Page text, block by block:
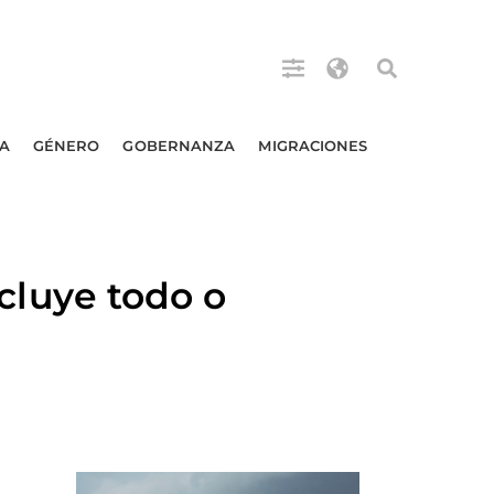
GÉNERO GOBERNANZA MIGRACIONES
todo o